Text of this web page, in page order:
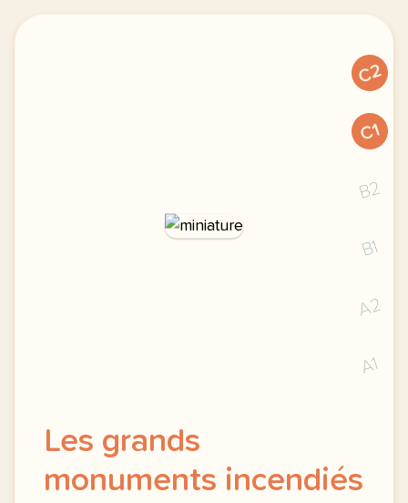
C2
C1
B2
B1
A2
A1
Les grands
monuments incendiés